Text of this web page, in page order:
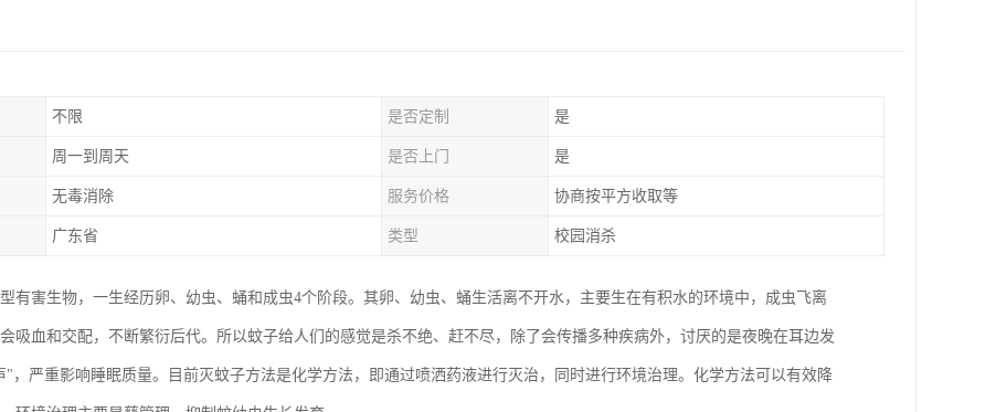
不限 是否定制 是
周一到周天 是否上门 是
无毒消除 服务价格 协商按平方收取等
广东省 类型 校园消杀
有害生物，一生经历卵、幼虫、蛹和成虫4个阶段。其卵、幼虫、蛹生活离不开水，主要生在有积水的环境中，成虫飞离
吸血和交配，不断繁衍后代。所以蚊子给人们的感觉是杀不绝、赶不尽，除了会传播多种疾病外，讨厌的是夜晚在耳边发
"，严重影响睡眠质量。目前灭蚊子方法是化学方法，即通过喷洒药液进行灭治，同时进行环境治理。化学方法可以有效降